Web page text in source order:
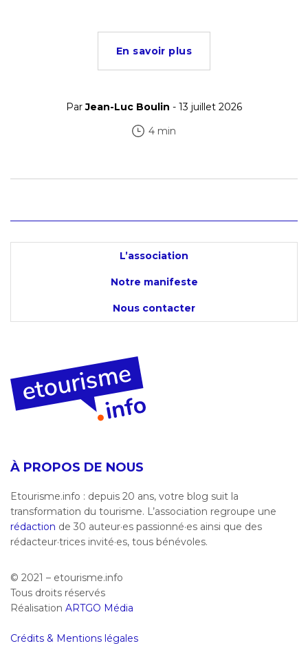
En savoir plus
ParJean-Luc Boulin - 13 juillet 2026
4 min
L’association
Notre manifeste
Nous contacter
À PROPOS DE NOUS
Etourisme.info : depuis 20 ans, votre blog suit la
transformation du tourisme. L’association regroupe une
rédaction de 30 auteur·es passionné·es ainsi que des
rédacteur·trices invité·es, tous bénévoles.
© 2021 – etourisme.info
Tous droits réservés
Réalisation ARTGO Média
Crédits & Mentions légales